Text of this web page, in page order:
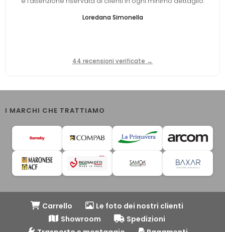
Loredana Simonella
44 recensioni verificate →
I MARCHI CHE TRATTIAMO
Carrello
Le foto dei nostri clienti
Showroom
Spedizioni